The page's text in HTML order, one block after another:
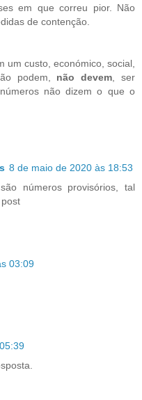
em que correu pior. Não
de contenção.
um custo, económico, social,
podem, não devem , ser
não dizem o que o
8 de maio de 2020 às 18:53
números provisórios, tal
03:09